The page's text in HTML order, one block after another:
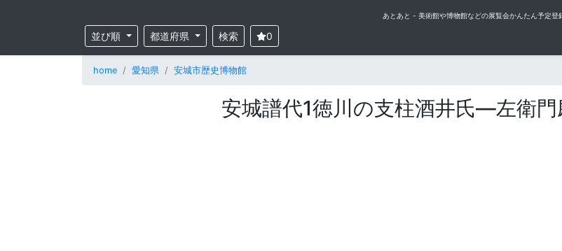
あとあと - 美術館や博物館などの展覧会かんたん予定登
並び順 都道府県 検索 0
home 愛知県 安城市歴史博物館
安城譜代1徳川の支柱酒井氏—左衛